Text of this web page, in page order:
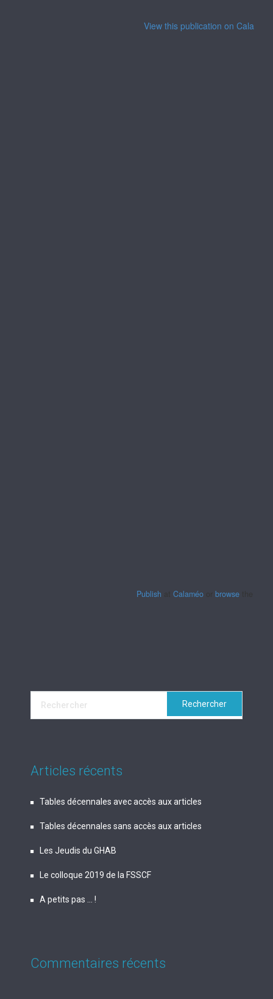
View this publication on Calaméo
Publish Calaméo browse
Articles récents
Tables décennales avec accès aux articles
Tables décennales sans accès aux articles
Les Jeudis du GHAB
Le colloque 2019 de la FSSCF
A petits pas … !
Commentaires récents